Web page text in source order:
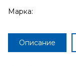
Марка:
Описание